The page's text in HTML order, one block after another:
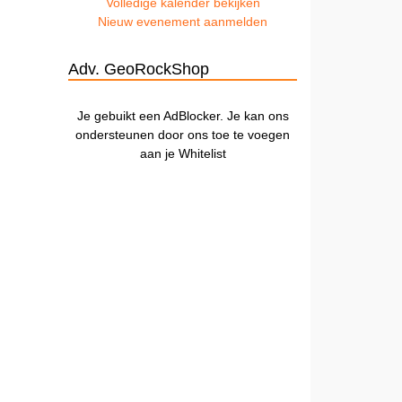
Nieuw evenement aanmelden
Adv. GeoRockShop
Je gebuikt een AdBlocker. Je kan ons
ondersteunen door ons toe te voegen
aan je Whitelist